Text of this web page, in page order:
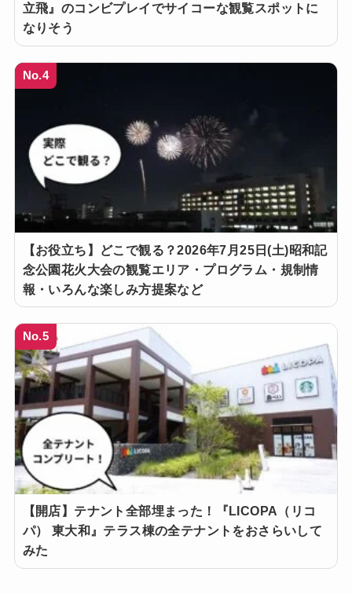
立飛』のコンビプレイでサイコーな観覧スポットに
なりそう
No.4
【お役立ち】どこで観る？2026年7月25日(土)昭和記
念公園花火大会の観覧エリア・プログラム・規制情
報・いろんな楽しみ方提案など
No.5
【開店】テナント全部埋まった！『LICOPA（リコ
パ） 東大和』テラス棟の全テナントをおさらいして
みた